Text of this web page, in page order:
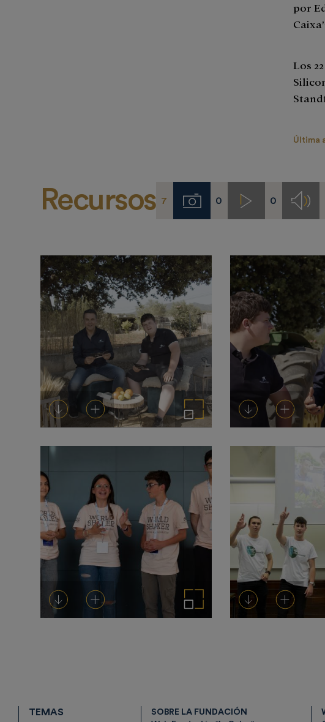
por
Los
Última
Recursos 7 Imágenes
0 Videos0
DescargarAñadir al carrito Ampliar imagen DescargarAñadir al carrito
DescargarAñadir al carrito Ampliar imagen DescargarAñadir al carrito
TEMAS
SOBRE LA FUNDACIÓN